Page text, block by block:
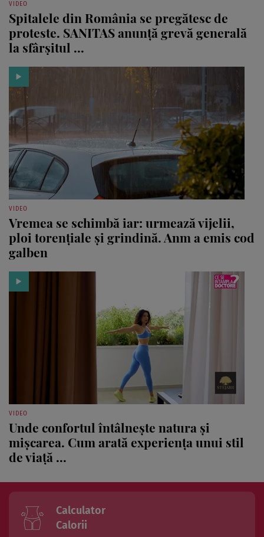
VIDEO
Spitalele din România se pregătesc de
proteste. SANITAS anunță grevă generală
la sfârșitul ...
VIDEO
Vremea se schimbă iar: urmează vijelii,
ploi torențiale și grindină. Anm a emis cod
galben
VIDEO
Unde confortul întâlnește natura și
mișcarea. Cum arată experiența unui stil
de viață ...
Calculator
Calorii